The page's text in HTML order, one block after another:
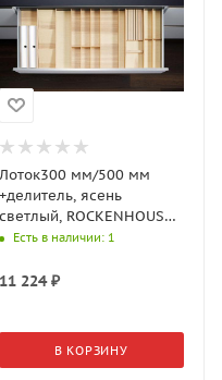
Лоток300 мм/500 мм
+делитель, ясень
светлый, ROCKENHOUSEN
(2373750378)
Есть в наличии: 1
11 224₽
В КОРЗИНУ